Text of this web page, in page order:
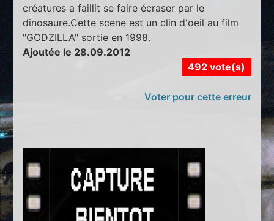
créatures a faillit se faire écraser par le
dinosaure.Cette scene est un clin d'oeil au film
"GODZILLA" sortie en 1998.
Ajoutée le 28.09.2012
492 vote(s)
Voter pour cette erreur